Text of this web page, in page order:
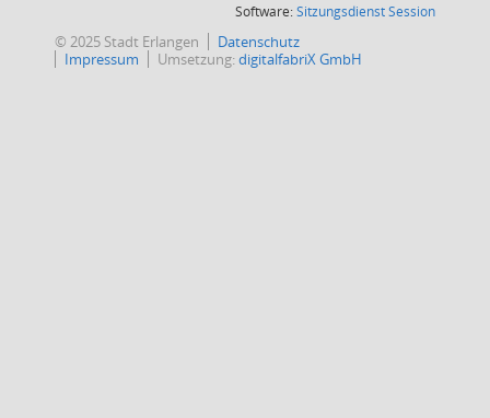
Software:SitzungsdienstSession(Wird in
© 2025 Stadt Erlangen
Datenschutz
Impressum
Umsetzung:digitalfabriX GmbH